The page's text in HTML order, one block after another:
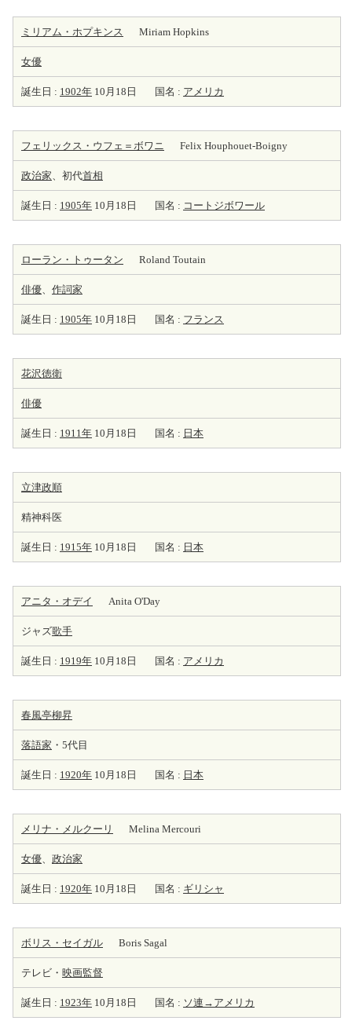
ミリアム・ホプキンス Miriam Hopkins
女優
誕生日 : 1902年 10月18日 国名 : アメリカ
フェリックス・ウフェ＝ボワニ Felix Houphouet-Boigny
政治家、初代首相
誕生日 : 1905年 10月18日 国名 : コートジボワール
ローラン・トゥータン Roland Toutain
俳優、 作詞家
誕生日 : 1905年 10月18日 国名 : フランス
花沢徳衛
俳優
誕生日 : 1911年 10月18日 国名 : 日本
立津政順
精神科医
誕生日 : 1915年 10月18日 国名 : 日本
アニタ・オデイ Anita O'Day
ジャズ歌手
誕生日 : 1919年 10月18日 国名 : アメリカ
春風亭柳昇
落語家 ・5代目
誕生日 : 1920年 10月18日 国名 : 日本
メリナ・メルクーリ Melina Mercouri
女優、 政治家
誕生日 : 1920年 10月18日 国名 : ギリシャ
ボリス・セイガル Boris Sagal
テレビ・ 映画監督
誕生日 : 1923年 10月18日 国名 : ソ連→アメリカ